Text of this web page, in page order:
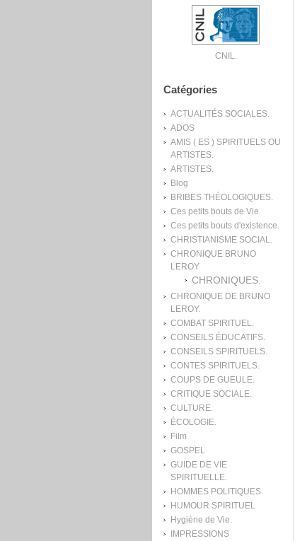
CNIL.
Catégories
ACTUALITÉS SOCIALES.
ADOS
AMIS ( ES ) SPIRITUELS OU
ARTISTES.
ARTISTES.
Blog
BRIBES THÉOLOGIQUES.
Ces petits bouts de Vie.
Ces petits bouts d'existence.
CHRISTIANISME SOCIAL.
CHRONIQUE BRUNO
LEROY
CHRONIQUES.
CHRONIQUE DE BRUNO
LEROY.
COMBAT SPIRITUEL.
CONSEILS ÉDUCATIFS.
CONSEILS SPIRITUELS.
CONTES SPIRITUELS.
COUPS DE GUEULE.
CRITIQUE SOCIALE.
CULTURE.
ÉCOLOGIE.
Film
GOSPEL
GUIDE DE VIE
SPIRITUELLE.
HOMMES POLITIQUES.
HUMOUR SPIRITUEL
Hygiène de Vie.
IMPRESSIONS